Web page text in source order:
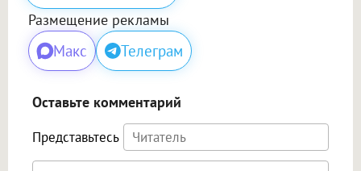
Размещение рекламы
Макс Телеграм
Оставьте комментарий
Представьтесь